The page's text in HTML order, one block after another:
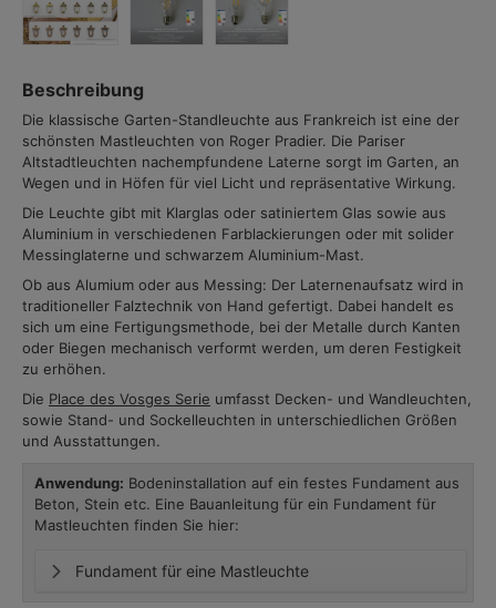
Beschreibung
Die klassische Garten-Standleuchte aus Frankreich ist eine der
schönsten Mastleuchten von Roger Pradier. Die Pariser
Altstadtleuchten nachempfundene Laterne sorgt im Garten, an
Wegen und in Höfen für viel Licht und repräsentative Wirkung.
Die Leuchte gibt mit Klarglas oder satiniertem Glas sowie aus
Aluminium in verschiedenen Farblackierungen oder mit solider
Messinglaterne und schwarzem Aluminium-Mast.
Ob aus Alumium oder aus Messing: Der Laternenaufsatz wird in
traditioneller Falztechnik von Hand gefertigt. Dabei handelt es
sich um eine Fertigungsmethode, bei der Metalle durch Kanten
oder Biegen mechanisch verformt werden, um deren Festigkeit
zu erhöhen.
Die Place des Vosges Serie umfasst Decken- und Wandleuchten,
sowie Stand- und Sockelleuchten in unterschiedlichen Größen
und Ausstattungen.
Anwendung: Bodeninstallation auf ein festes Fundament aus
Beton, Stein etc. Eine Bauanleitung für ein Fundament für
Mastleuchten finden Sie hier:
Fundament für eine Mastleuchte